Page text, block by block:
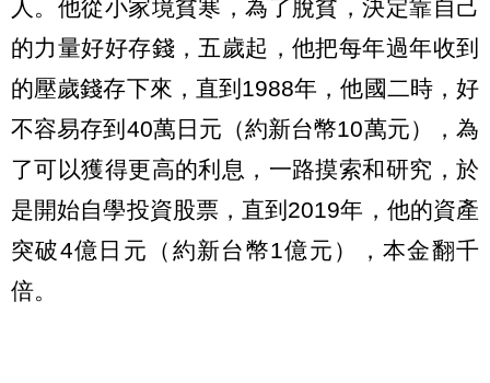
人。他從小家境貧寒，為了脫貧，決定靠自己
的力量好好存錢，五歲起，他把每年過年收到
的壓歲錢存下來，直到1988年，他國二時，好
不容易存到40萬日元（約新台幣10萬元），為
了可以獲得更高的利息，一路摸索和研究，於
是開始自學投資股票，直到2019年，他的資產
突破4億日元（約新台幣1億元），本金翻千
倍。